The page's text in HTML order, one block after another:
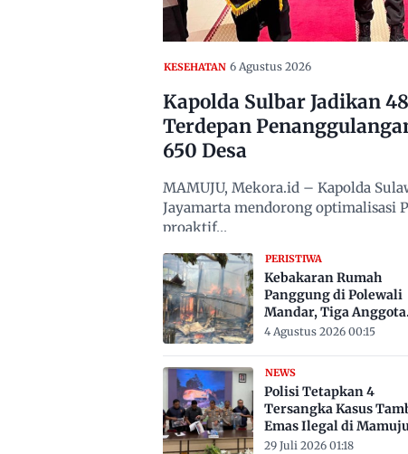
KESEHATAN 6 Agustus 2026
Kapolda Sulbar Jadikan
Terdepan
650 Desa
MAMUJU, Mekora.id – Kapolda
Jayamarta mendorong optimalisasi
proaktif…
PERISTIWA
Kebakaran Rumah
Panggung di Polewali
Mandar, Tiga Anggota
Keluarga Tewas
4 Agustus 2026 00:15
NEWS
Polisi Tetapkan 4
Tersangka Kasus
Emas Ilegal di
Satu ASN
29 Juli 2026 01:18